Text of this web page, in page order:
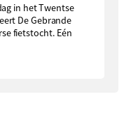
in het Twentse
De Gebrande
fietstocht. Eén